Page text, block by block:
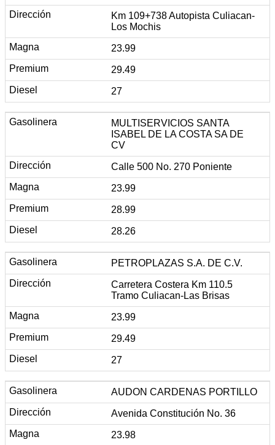
Km 109+738 Autopista Culiacan-
Los Mochis
23.99
29.49
27
MULTISERVICIOS SANTA
ISABEL DE LA COSTA SA DE
CV
Calle 500 No. 270 Poniente
23.99
28.99
28.26
PETROPLAZAS S.A. DE C.V.
Carretera Costera Km 110.5
Tramo Culiacan-Las Brisas
23.99
29.49
27
AUDON CARDENAS PORTILLO
Avenida Constitución No. 36
23.98